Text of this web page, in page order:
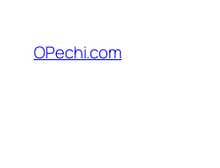
содержимому
OPechi.com